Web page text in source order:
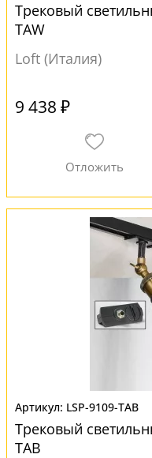
Трековый
TAW
Loft (Италия)
9 438 ₽
LSP-9109-TAB
Трековый
TAB